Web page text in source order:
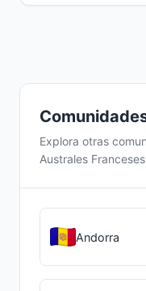
Explora otras
Australes Franceses
Andorra